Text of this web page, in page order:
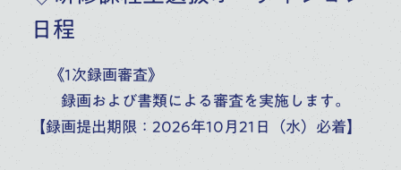
日程
《1次録画審査》
録画および書類による審査を実施します。
【録画提出期限：2026年10月21日（水）必着】